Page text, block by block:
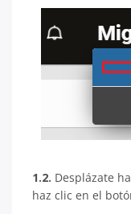
1.2. Desplázate
haz clic en el